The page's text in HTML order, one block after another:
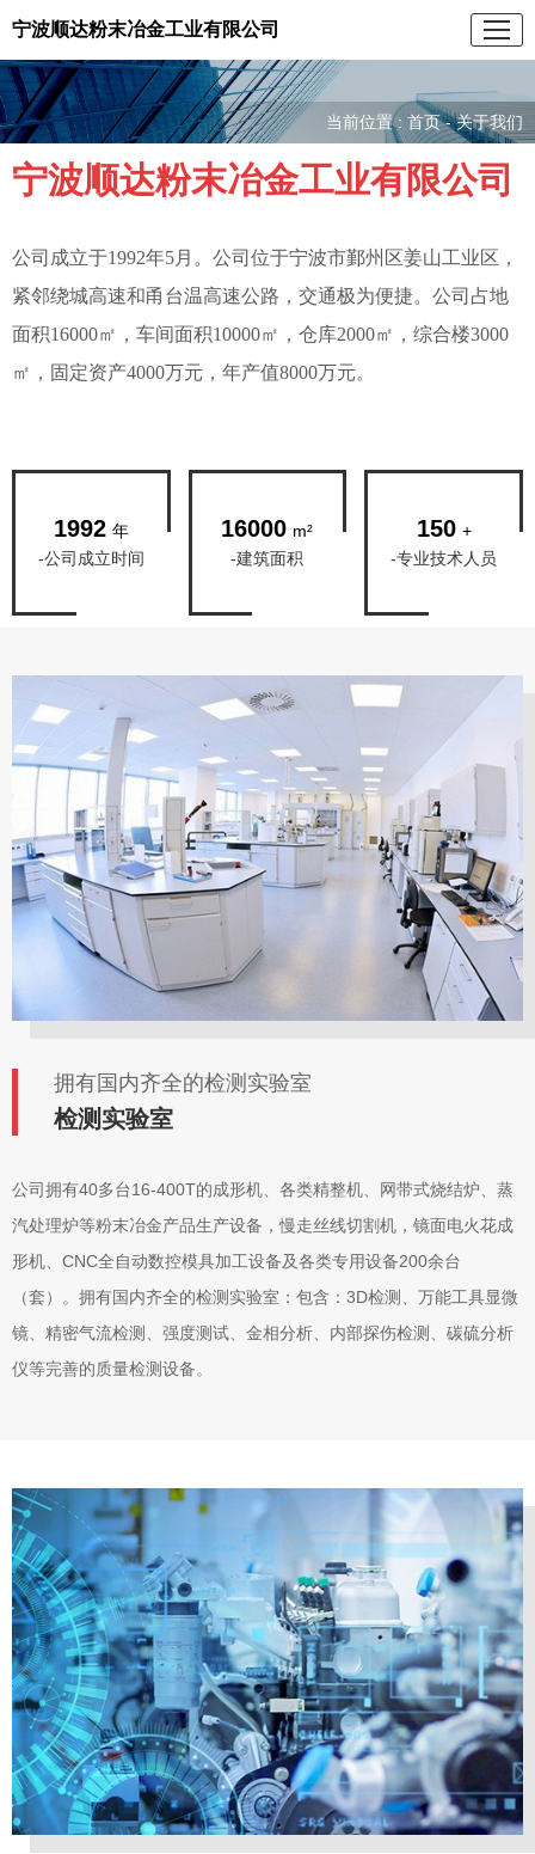
宁波顺达粉末冶金工业有限公司
当前位置 :首页- 关于我们
宁波顺达粉末冶金工业有限公司
公司成立于1992年5月。公司位于宁波市鄞州区姜山工业区，
紧邻绕城高速和甬台温高速公路，交通极为便捷。公司占地
面积16000㎡，车间面积10000㎡，仓库2000㎡，综合楼3000
㎡，固定资产4000万元，年产值8000万元。
1992 年
-公司成立时间
16000 m²
-建筑面积
150 +
-专业技术人员
拥有国内齐全的检测实验室
检测实验室
公司拥有40多台16-400T的成形机、各类精整机、网带式烧结炉、蒸
汽处理炉等粉末冶金产品生产设备，慢走丝线切割机，镜面电火花成
形机、CNC全自动数控模具加工设备及各类专用设备200余台
（套）。拥有国内齐全的检测实验室：包含：3D检测、万能工具显微
镜、精密气流检测、强度测试、金相分析、内部探伤检测、碳硫分析
仪等完善的质量检测设备。